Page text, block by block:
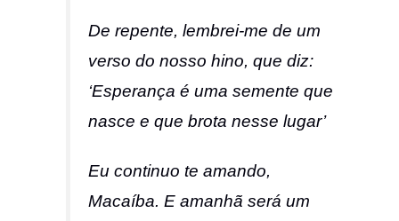
De repente, lembrei-me de um
verso do nosso hino, que diz:
‘Esperança é uma semente que
nasce e que brota nesse lugar’
Eu continuo te amando,
Macaíba. E amanhã será um